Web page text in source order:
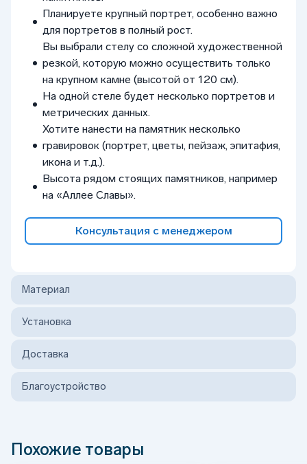
Планируете крупный портрет, особенно важно
для портретов в полный рост.
Вы выбрали стелу со сложной художественной
резкой, которую можно осуществить только
на крупном камне (высотой от 120 см).
На одной стеле будет несколько портретов и
метрических данных.
Хотите нанести на памятник несколько
гравировок (портрет, цветы, пейзаж, эпитафия,
икона и т.д.).
Высота рядом стоящих памятников, например
на «Аллее Славы».
Консультация с менеджером
Материал
Установка
Доставка
Благоустройство
Похожие товары